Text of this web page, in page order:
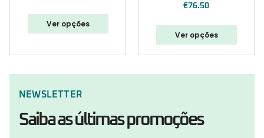
Ver opções
€76.50
Ver opções
NEWSLETTER
Saiba as últimas promoções